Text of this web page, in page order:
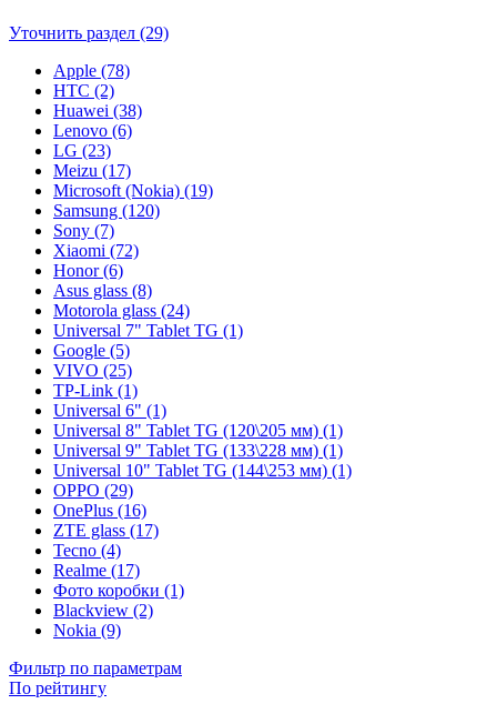
Уточнить раздел (29)
Apple (78)
HTC (2)
Huawei (38)
Lenovo (6)
LG (23)
Meizu (17)
Microsoft (Nokia) (19)
Samsung (120)
Sony (7)
Xiaomi (72)
Honor (6)
Asus glass (8)
Motorola glass (24)
Universal 7" Tablet TG (1)
Google (5)
VIVO (25)
TP-Link (1)
Universal 6" (1)
Universal 8" Tablet TG (120\205 мм) (1)
Universal 9" Tablet TG (133\228 мм) (1)
Universal 10" Tablet TG (144\253 мм) (1)
OPPO (29)
OnePlus (16)
ZTE glass (17)
Tecno (4)
Realme (17)
Фото коробки (1)
Blackview (2)
Nokia (9)
Фильтр по параметрам
По рейтингу